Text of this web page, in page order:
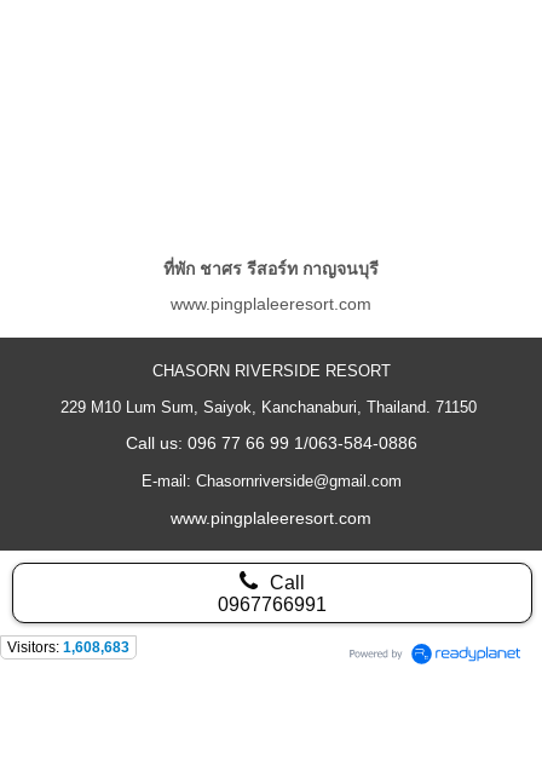
ที่พัก ชาศร รีสอร์ท กาญจนบุรี
www.pingplaleeresort.com
CHASORN RIVERSIDE RESORT
229 M10 Lum Sum, Saiyok, Kanchanaburi, Thailand. 71150
Call us: 096 77 66 99 1/063-584-0886
E-mail: Chasornriverside@gmail.com
www.pingplaleeresort.com
Call
0967766991
Visitors: 1,608,683